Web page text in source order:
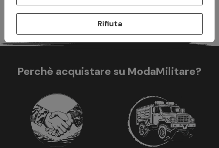
Perchè acquistare su ModaMilitare?
Rifiuta